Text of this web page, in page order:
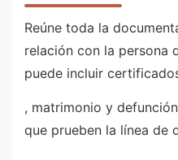
Reúne toda la
relación con la persona
puede incluir
, matrimonio y
que prueben la línea de